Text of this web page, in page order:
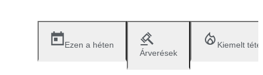
Ezen a héten
Árverések
Kiemelt